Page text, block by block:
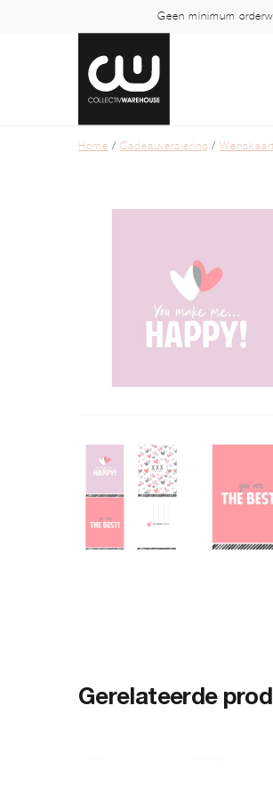
Geen minimum
Home / Cadeauversiering /
Gerelateerde